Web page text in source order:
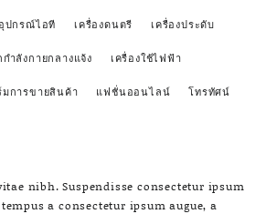
อุปกรณ์ไอที เครื่องดนตรี เครื่องประดับ
ำลังกายกลางแจ้ง เครื่องใช้ไฟฟ้า
การขายสินค้า แฟชั่นออนไลน์ โทรทัศน์
nibh. Suspendisse consectetur ipsum
a consectetur ipsum augue, a